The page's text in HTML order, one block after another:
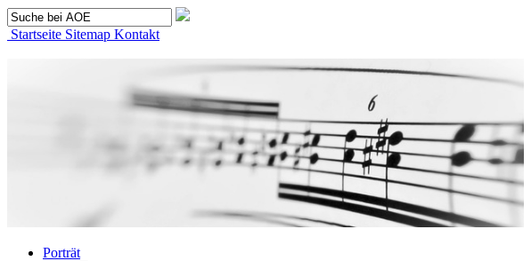
Startseite Sitemap Kontakt
Porträt